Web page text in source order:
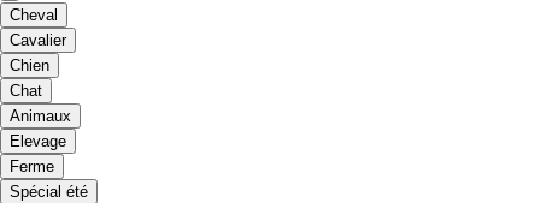
Cheval
Cavalier
Chien
Chat
Animaux
Elevage
Ferme
Spécial été